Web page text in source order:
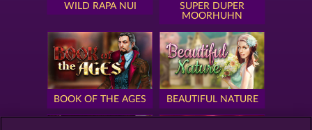
WILD RAPA NUI
SUPER DUPER
MOORHUHN
BOOK OF THE AGES BEAUTIFUL NATURE